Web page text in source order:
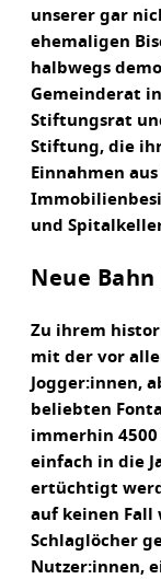
unserer gar
ehemaligen
halbwegs
Gemeinderat
Stiftungsrat
Stiftung, die
Einnahmen
und
Neue
Zu ihrem
mit der vor
Jogger:innen,
beliebten
immerhin
einfach in die
ertüchtigt
auf keinen Fall
Schlaglöcher
Nutzer:innen,